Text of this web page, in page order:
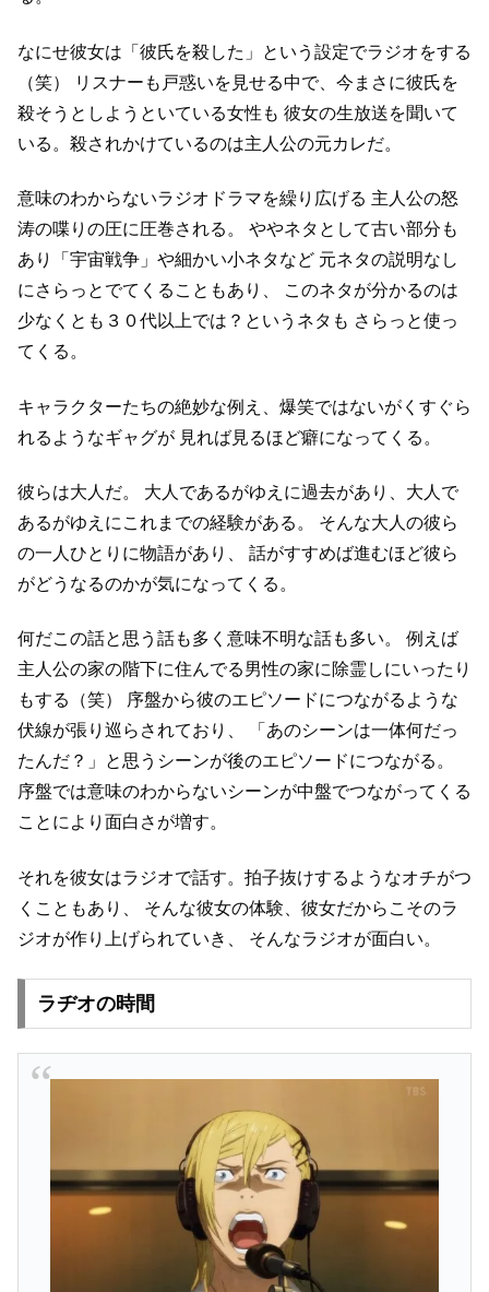
なにせ彼女は「彼氏を殺した」という設定でラジオをする
（笑）
リスナーも戸惑いを見せる中で、今まさに彼氏を
殺そうとしようといている女性も 彼女の生放送を聞いて
いる。殺されかけているのは主人公の元カレだ。
意味のわからないラジオドラマを繰り広げる 主人公の怒
涛の喋りの圧に圧巻される。
ややネタとして古い部分も
あり「宇宙戦争」や細かい小ネタなど 元ネタの説明なし
にさらっとでてくることもあり、
このネタが分かるのは
少なくとも３０代以上では？というネタも さらっと使っ
てくる。
キャラクターたちの絶妙な例え、爆笑ではないがくすぐら
れるようなギャグが 見れば見るほど癖になってくる。
彼らは大人だ。
大人であるがゆえに過去があり、大人で
あるがゆえにこれまでの経験がある。
そんな大人の彼ら
の一人ひとりに物語があり、
話がすすめば進むほど彼ら
がどうなるのかが気になってくる。
何だこの話と思う話も多く意味不明な話も多い。
例えば
主人公の家の階下に住んでる男性の家に除霊しにいったり
もする（笑）
序盤から彼のエピソードにつながるような
伏線が張り巡らされており、
「あのシーンは一体何だっ
たんだ？」と思うシーンが後のエピソードにつながる。
序盤では意味のわからないシーンが中盤でつながってくる
ことにより面白さが増す。
それを彼女はラジオで話す。拍子抜けするようなオチがつ
くこともあり、
そんな彼女の体験、彼女だからこそのラ
ジオが作り上げられていき、
そんなラジオが面白い。
ラヂオの時間